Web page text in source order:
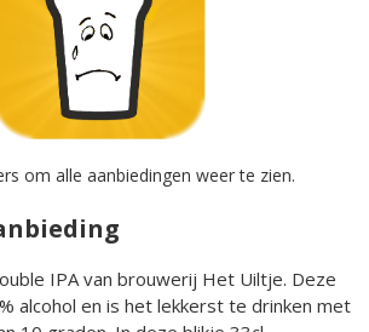
om alle aanbiedingen weer te zien.
IPA van brouwerij Het Uiltje. Deze
alcohol en is het lekkerst te drinken met